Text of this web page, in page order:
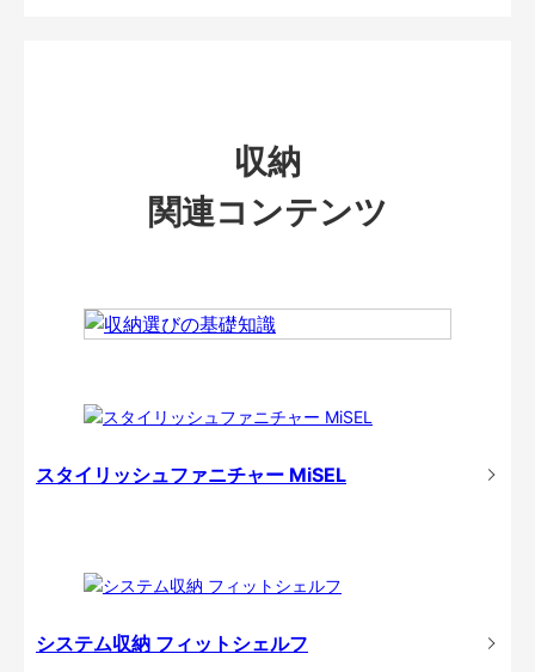
収納
関連コンテンツ
スタイリッシュファニチャー MiSEL
システム収納 フィットシェルフ